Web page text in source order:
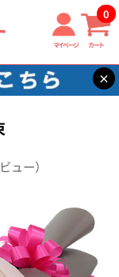
マイページ カート
0
×
2026
【ひまわり特
ュー）